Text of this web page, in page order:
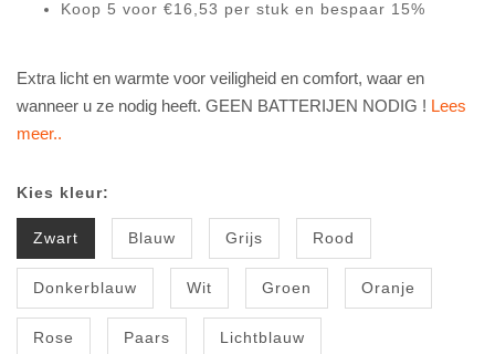
Koop 5 voor €16,53 per stuk en bespaar 15%
Extra licht en warmte voor veiligheid en comfort, waar en
wanneer u ze nodig heeft. GEEN BATTERIJEN NODIG ! Lees
meer..
Kies kleur:
Zwart Blauw Grijs Rood
Donkerblauw Wit Groen Oranje
Rose Paars Lichtblauw